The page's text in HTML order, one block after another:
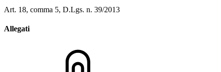
Art. 18, comma 5, D.Lgs. n. 39/2013
Allegati